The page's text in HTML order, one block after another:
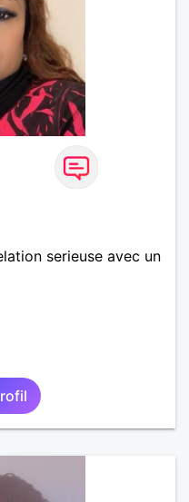
serieuse avec un